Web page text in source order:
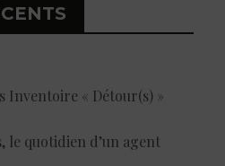
Inventoire « Détour(s) »
le quotidien d’un agent